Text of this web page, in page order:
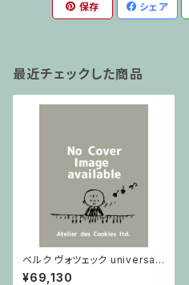
保存 シェア
最近チェックした商品
ベルク ヴォツェック universal
/ フルスコア
¥69,130